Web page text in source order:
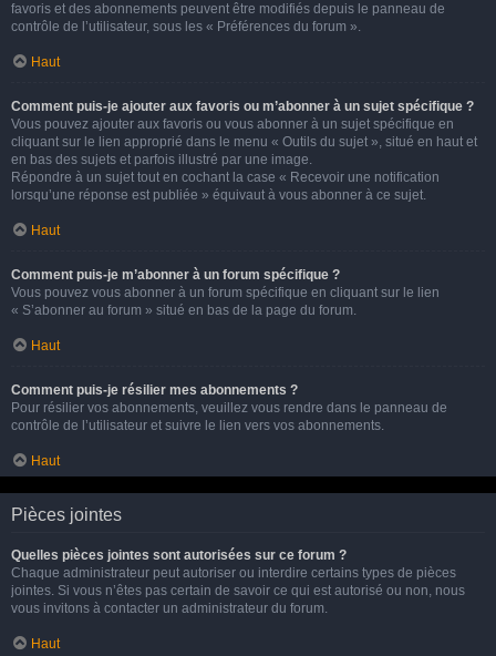
favoris et des abonnements peuvent être modifiés depuis le panneau de
contrôle de l’utilisateur, sous les « Préférences du forum ».
Haut
Comment puis-je ajouter aux favoris ou m’abonner à un sujet spécifique ?
Vous pouvez ajouter aux favoris ou vous abonner à un sujet spécifique en
cliquant sur le lien approprié dans le menu « Outils du sujet », situé en haut et
en bas des sujets et parfois illustré par une image.
Répondre à un sujet tout en cochant la case « Recevoir une notification
lorsqu’une réponse est publiée » équivaut à vous abonner à ce sujet.
Haut
Comment puis-je m’abonner à un forum spécifique ?
Vous pouvez vous abonner à un forum spécifique en cliquant sur le lien
« S’abonner au forum » situé en bas de la page du forum.
Haut
Comment puis-je résilier mes abonnements ?
Pour résilier vos abonnements, veuillez vous rendre dans le panneau de
contrôle de l’utilisateur et suivre le lien vers vos abonnements.
Haut
Pièces jointes
Quelles pièces jointes sont autorisées sur ce forum ?
Chaque administrateur peut autoriser ou interdire certains types de pièces
jointes. Si vous n’êtes pas certain de savoir ce qui est autorisé ou non, nous
vous invitons à contacter un administrateur du forum.
Haut